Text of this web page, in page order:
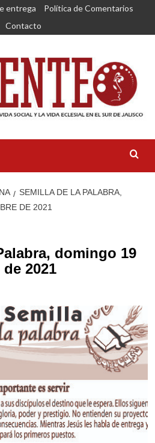
entrega
Política de Comentarios
Contacto
SEMILLA DE LA PALABRA,
DE 2021
domingo 19
2021